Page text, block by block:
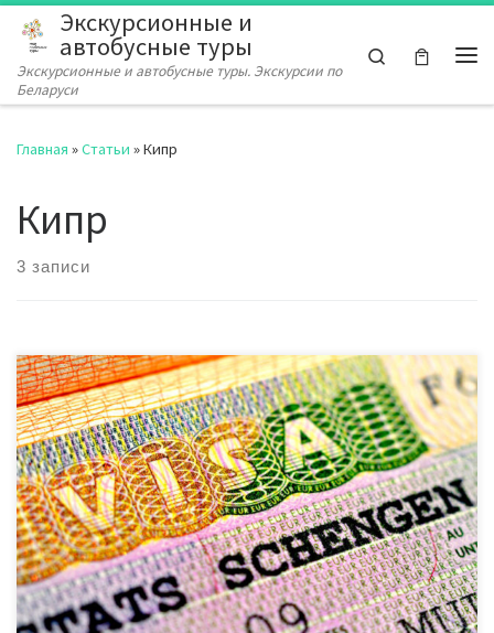
Перейти к содержимому
Экскурсионные и
автобусные туры
Экскурсионные и автобусные туры. Экскурсии по
Беларуси
Search
Главная »Статьи »Кипр
Кипр
3 записи
График работы посольств в праздничные дни Утвержденные
выходные в КОНСУЛЬСТВЕ КИПРА: 30 апреля, 1 и 9 мая Даты
подачи в КОНСУЛЬСТВО КИПРА: 9, 13, 23, 27 апреля 2018 года.
Рекомендуем приносить документы заранее! Крайний срок
сдачи в визовый отдел — за 2 рабочих дня до подачи
документов в консульство Кипра. ОБРАЩАЕМ […]